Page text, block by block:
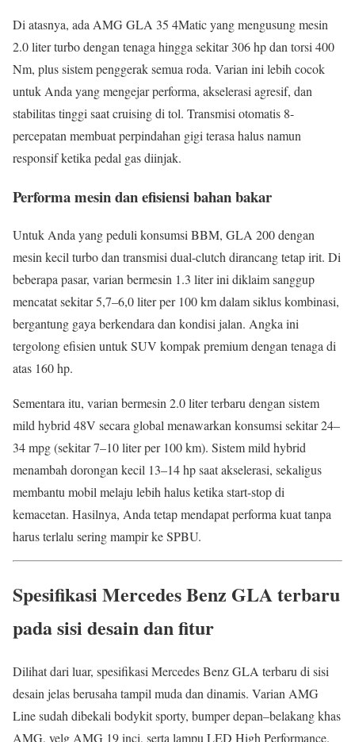
Di atasnya, ada AMG GLA 35 4Matic yang mengusung mesin
2.0 liter turbo dengan tenaga hingga sekitar 306 hp dan torsi 400
Nm, plus sistem penggerak semua roda. Varian ini lebih cocok
untuk Anda yang mengejar performa, akselerasi agresif, dan
stabilitas tinggi saat cruising di tol. Transmisi otomatis 8-
percepatan membuat perpindahan gigi terasa halus namun
responsif ketika pedal gas diinjak.
Performa mesin dan efisiensi bahan bakar
Untuk Anda yang peduli konsumsi BBM, GLA 200 dengan
mesin kecil turbo dan transmisi dual-clutch dirancang tetap irit. Di
beberapa pasar, varian bermesin 1.3 liter ini diklaim sanggup
mencatat sekitar 5,7–6,0 liter per 100 km dalam siklus kombinasi,
bergantung gaya berkendara dan kondisi jalan. Angka ini
tergolong efisien untuk SUV kompak premium dengan tenaga di
atas 160 hp.
Sementara itu, varian bermesin 2.0 liter terbaru dengan sistem
mild hybrid 48V secara global menawarkan konsumsi sekitar 24–
34 mpg (sekitar 7–10 liter per 100 km). Sistem mild hybrid
menambah dorongan kecil 13–14 hp saat akselerasi, sekaligus
membantu mobil melaju lebih halus ketika start-stop di
kemacetan. Hasilnya, Anda tetap mendapat performa kuat tanpa
harus terlalu sering mampir ke SPBU.
Spesifikasi Mercedes Benz GLA terbaru
pada sisi desain dan fitur
Dilihat dari luar, spesifikasi Mercedes Benz GLA terbaru di sisi
desain jelas berusaha tampil muda dan dinamis. Varian AMG
Line sudah dibekali bodykit sporty, bumper depan–belakang khas
AMG, velg AMG 19 inci, serta lampu LED High Performance.